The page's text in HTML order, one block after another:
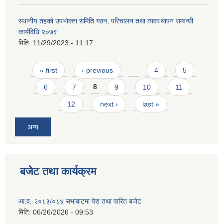
स्थानीय तहको उपभोक्ता समिति गठन, परिचालन तथा व्यवस्थापन सम्बन्धी
कार्यविधि २०७९
मिति: 11/29/2023 - 11:17
Pages
« first ‹ previous … 4 5
6 7 8 9 10 11
12 next › last »
अन्य
बजेट तथा कार्यक्रम
आ.व. २०८३/०८४ सभाबाटमा पेश तथा पारित बजेट
मिति: 06/26/2026 - 09:53